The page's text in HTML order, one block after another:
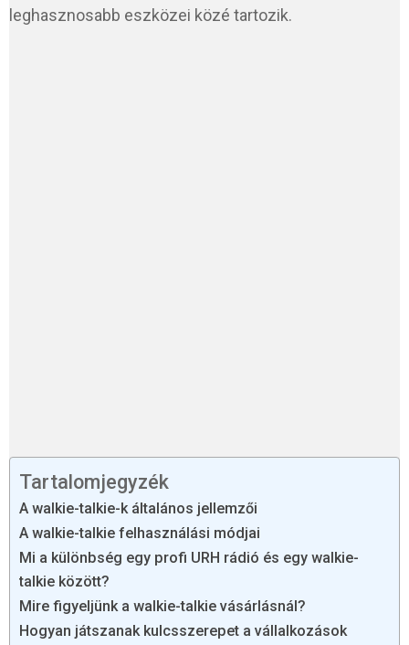
leghasznosabb eszközei közé tartozik.
Tartalomjegyzék
A walkie-talkie-k általános jellemzői
A walkie-talkie felhasználási módjai
Mi a különbség egy profi URH rádió és egy walkie-
talkie között?
Mire figyeljünk a walkie-talkie vásárlásnál?
Hogyan játszanak kulcsszerepet a vállalkozások